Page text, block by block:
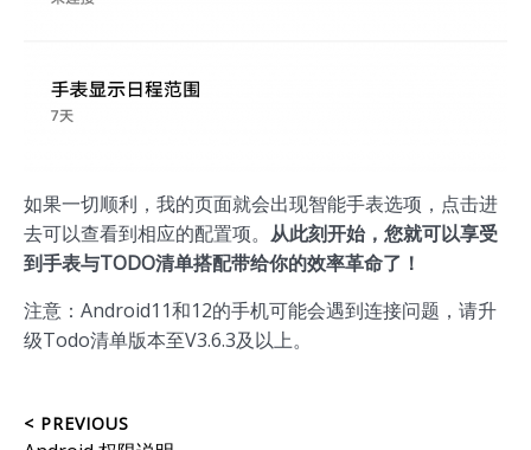
如果一切顺利，我的页面就会出现智能手表选项，点击进
去可以查看到相应的配置项。 从此刻开始，您就可以享受
到手表与TODO清单搭配带给你的效率革命了！
注意：Android11和12的手机可能会遇到连接问题，请升
级Todo清单版本至V3.6.3及以上。
文
< PREVIOUS